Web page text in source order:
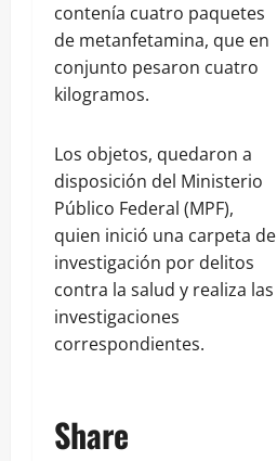
contenía cuatro paquetes
de metanfetamina, que en
conjunto pesaron cuatro
kilogramos.
Los objetos, quedaron a
disposición del Ministerio
Público Federal (MPF),
quien inició una carpeta de
investigación por delitos
contra la salud y realiza las
investigaciones
correspondientes.
Share